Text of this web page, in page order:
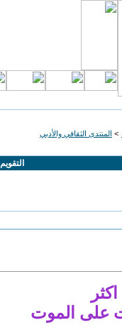
> المنتدى الثقافي والأدبي
التقويم
على الموت